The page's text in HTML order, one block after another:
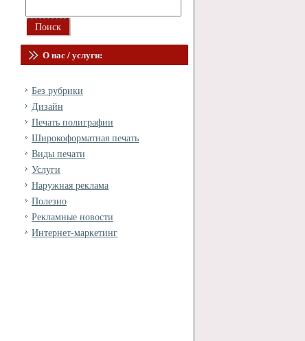
О нас / услуги:
Без рубрики
Дизайн
Печать полиграфии
Широкоформатная печать
Виды печати
Услуги
Наружная реклама
Полезно
Рекламные новости
Интернет-маркетинг